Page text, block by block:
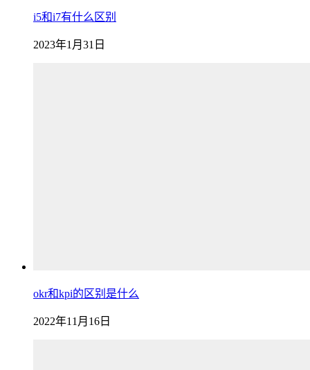
i5和i7有什么区别
2023年1月31日
okr和kpi的区别是什么
2022年11月16日